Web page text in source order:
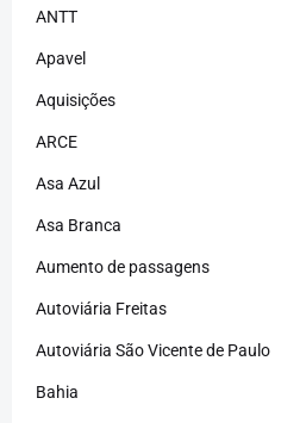
ANTT
Apavel
Aquisições
ARCE
Asa Azul
Asa Branca
Aumento de passagens
Autoviária Freitas
Autoviária São Vicente de Paulo
Bahia